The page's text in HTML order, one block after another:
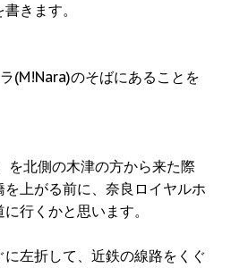
きます。
(M!Nara)のそばにあることを
を北側の木津の方から来た際
上がる前に、奈良ロイヤルホ
行くかと思います。
左折して、近鉄の線路をくぐ